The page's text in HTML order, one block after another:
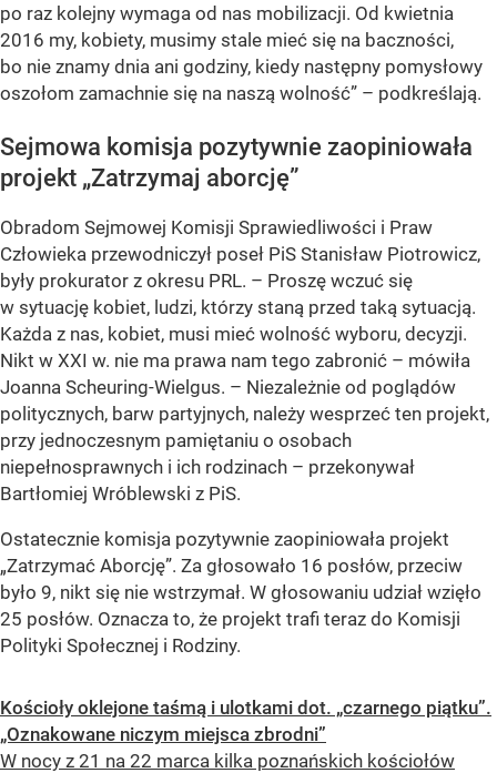
po raz kolejny wymaga od nas mobilizacji. Od kwietnia
2016 my, kobiety, musimy stale mieć się na baczności,
bo nie znamy dnia ani godziny, kiedy następny pomysłowy
oszołom zamachnie się na naszą wolność” – podkreślają.
Sejmowa komisja pozytywnie zaopiniowała
projekt „Zatrzymaj aborcję”
Obradom Sejmowej Komisji Sprawiedliwości i Praw
Człowieka przewodniczył poseł PiS Stanisław Piotrowicz,
były prokurator z okresu PRL. – Proszę wczuć się
w sytuację kobiet, ludzi, którzy staną przed taką sytuacją.
Każda z nas, kobiet, musi mieć wolność wyboru, decyzji.
Nikt w XXI w. nie ma prawa nam tego zabronić – mówiła
Joanna Scheuring-Wielgus. – Niezależnie od poglądów
politycznych, barw partyjnych, należy wesprzeć ten projekt,
przy jednoczesnym pamiętaniu o osobach
niepełnosprawnych i ich rodzinach – przekonywał
Bartłomiej Wróblewski z PiS.
Ostatecznie komisja pozytywnie zaopiniowała projekt
„Zatrzymać Aborcję”. Za głosowało 16 posłów, przeciw
było 9, nikt się nie wstrzymał. W głosowaniu udział wzięło
25 posłów. Oznacza to, że projekt trafi teraz do Komisji
Polityki Społecznej i Rodziny.
Kościoły oklejone taśmą i ulotkami dot. „czarnego piątku”.
„Oznakowane niczym miejsca zbrodni”
W nocy z 21 na 22 marca kilka poznańskich kościołów